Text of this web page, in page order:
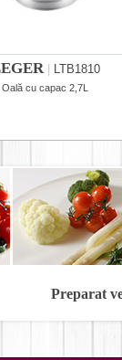
| LTB1810
Oală cu capac 2,7L
Preparat